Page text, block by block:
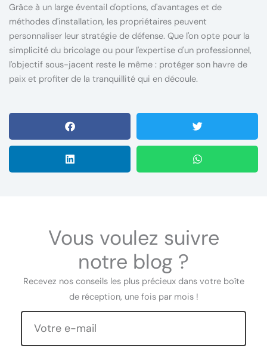
Grâce à un large éventail d'options, d'avantages et de
méthodes d'installation, les propriétaires peuvent
personnaliser leur stratégie de défense. Que l'on opte pour la
simplicité du bricolage ou pour l'expertise d'un professionnel,
l'objectif sous-jacent reste le même : protéger son havre de
paix et profiter de la tranquillité qui en découle.
Vous voulez suivre
notre blog ?
Recevez nos conseils les plus précieux dans votre boîte
de réception, une fois par mois !